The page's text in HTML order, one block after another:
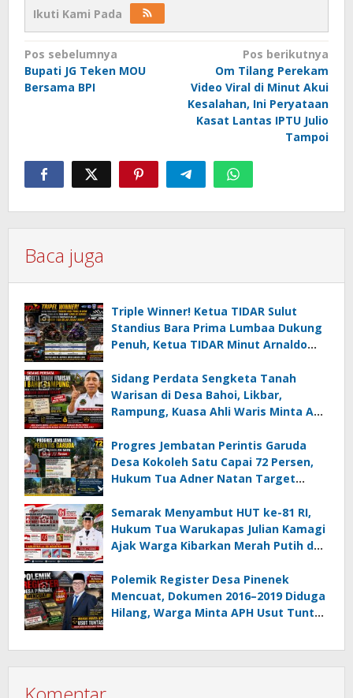
Ikuti Kami Pada
Navigasi
pos
Pos sebelumnya
Bupati JG Teken MOU
Bersama BPI
Pos berikutnya
Om Tilang Perekam
Video Viral di Minut Akui
Kesalahan, Ini Peryataan
Kasat Lantas IPTU Julio
Tampoi
Baca juga
Triple Winner! Ketua TIDAR Sulut
Standius Bara Prima Lumbaa Dukung
Penuh, Ketua TIDAR Minut Arnaldo
05 MC JOE Sapu Bersih Tiga Gelar
Juara Umum
Sidang Perdata Sengketa Tanah
Warisan di Desa Bahoi, Likbar,
Rampung, Kuasa Ahli Waris Minta APH
Korupsi Dandes
Progres Jembatan Perintis Garuda
Desa Kokoleh Satu Capai 72 Persen,
Hukum Tua Adner Natan Target
Semarak Menyambut HUT ke-81 RI,
Hukum Tua Warukapas Julian Kamagi
Ajak Warga Kibarkan Merah Putih dan
Polemik Register Desa Pinenek
Mencuat, Dokumen 2016–2019 Diduga
Hilang, Warga Minta APH Usut Tuntas